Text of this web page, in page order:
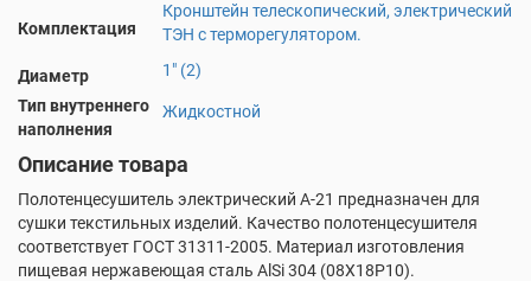
Комплектация
Кронштейн телескопический, электрический
ТЭН с терморегулятором.
Диаметр
1" (2)
Тип внутреннего
наполнения
Жидкостной
Описание товара
Полотенцесушитель электрический А-21 предназначен для
сушки текстильных изделий. Качество полотенцесушителя
соответствует ГОСТ 31311-2005. Материал изготовления
пищевая нержавеющая сталь AlSi 304 (08X18P10).